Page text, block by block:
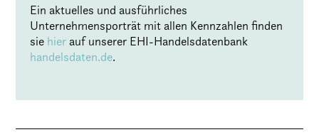
Ein aktuelles und ausführliches
Unternehmensporträt mit allen Kennzahlen finden
sie hier auf unserer EHI-Handelsdatenbank
handelsdaten.de.